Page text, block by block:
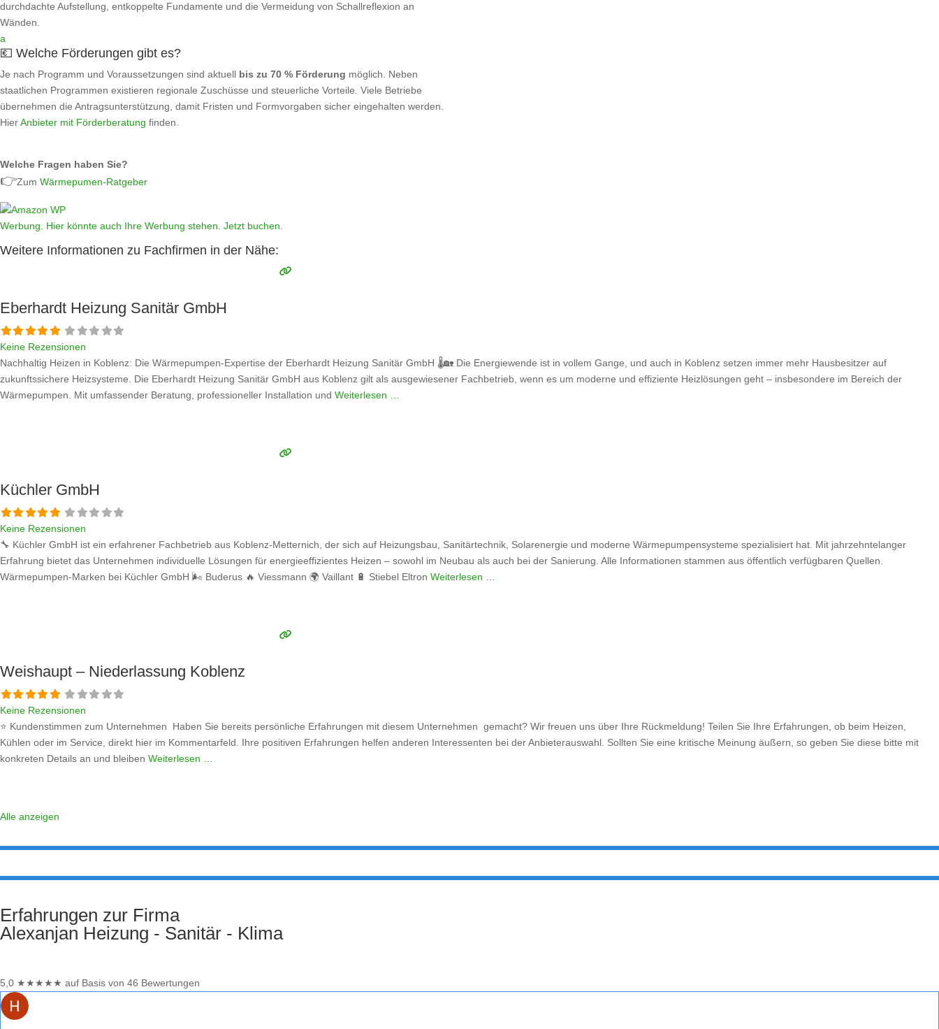
durchdachte Aufstellung, entkoppelte Fundamente und die Vermeidung von Schallreflexion an
Wänden.
a
💶 Welche Förderungen gibt es?
Je nach Programm und Voraussetzungen sind aktuell bis zu 70 % Förderung möglich. Neben
staatlichen Programmen existieren regionale Zuschüsse und steuerliche Vorteile. Viele Betriebe
übernehmen die Antragsunterstützung, damit Fristen und Formvorgaben sicher eingehalten werden.
HierAnbieter mit Förderberatung finden.
Welche Fragen haben Sie?
👉Zum Wärmepumen-Ratgeber
Werbung. Hier könnte auch Ihre Werbung stehen. Jetzt buchen.
Weitere Informationen zu Fachfirmen in der Nähe:
Eberhardt Heizung Sanitär GmbH
Keine Rezensionen
Nachhaltig Heizen in Koblenz: Die Wärmepumpen-Expertise der Eberhardt Heizung Sanitär GmbH 🌡️🏡 Die Energiewende ist in vollem Gange, und auch in Koblenz setzen immer mehr Hausbesitzer auf
zukunftssichere Heizsysteme. Die Eberhardt Heizung Sanitär GmbH aus Koblenz gilt als ausgewiesener Fachbetrieb, wenn es um moderne und effiziente Heizlösungen geht – insbesondere im Bereich der
Wärmepumpen. Mit umfassender Beratung, professioneller Installation und Weiterlesen …
Küchler GmbH
Keine Rezensionen
🔧 Küchler GmbH ist ein erfahrener Fachbetrieb aus Koblenz-Metternich, der sich auf Heizungsbau, Sanitärtechnik, Solarenergie und moderne Wärmepumpensysteme spezialisiert hat. Mit jahrzehntelanger
Erfahrung bietet das Unternehmen individuelle Lösungen für energieeffizientes Heizen – sowohl im Neubau als auch bei der Sanierung. Alle Informationen stammen aus öffentlich verfügbaren Quellen.
Wärmepumpen-Marken bei Küchler GmbH 🌬️ Buderus 🔥 Viessmann 🌍 Vaillant 🔋 Stiebel Eltron Weiterlesen …
Weishaupt – Niederlassung Koblenz
Keine Rezensionen
⭐ Kundenstimmen zum Unternehmen Haben Sie bereits persönliche Erfahrungen mit diesem Unternehmen gemacht? Wir freuen uns über Ihre Rückmeldung! Teilen Sie Ihre Erfahrungen, ob beim Heizen,
Kühlen oder im Service, direkt hier im Kommentarfeld. Ihre positiven Erfahrungen helfen anderen Interessenten bei der Anbieterauswahl. Sollten Sie eine kritische Meinung äußern, so geben Sie diese bitte mit
konkreten Details an und bleiben Weiterlesen …
Alle anzeigen
Erfahrungen zur Firma
Alexanjan Heizung - Sanitär - Klima
5,0 ★★★★★ auf Basis von 46 Bewertungen